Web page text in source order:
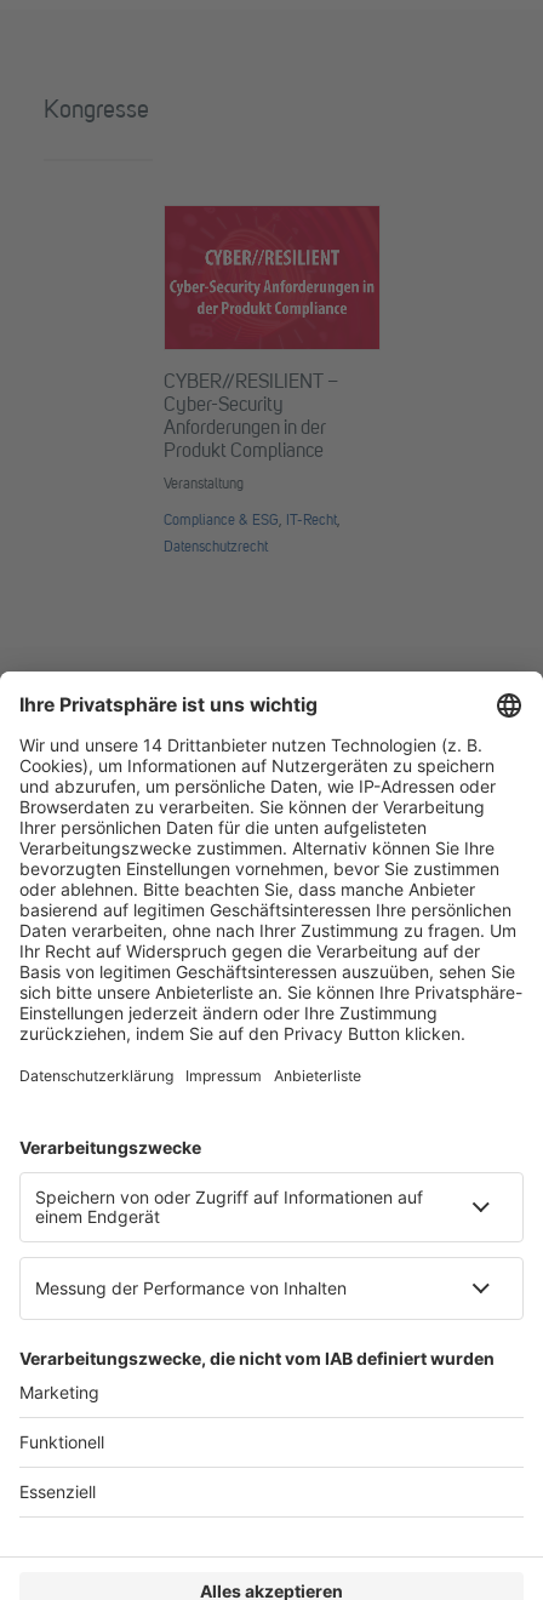
Kongresse
CYBER//RESILIENT –
Cyber-Security
Anforderungen in der
Produkt Compliance
Veranstaltung
Compliance & ESG, IT-Recht,
Datenschutzrecht
Fachmedien Recht und Wirtschaft
Ein Fachbereich der
dfv Mediengruppe
Mainzer Landstr. 251
60326 Frankfurt am Main
E-Mail:info@ruw.de
Web:https://www.ruw.de
AGB
Datenschutzerklärung
Genderhinweis
Cookie-Einstellungen